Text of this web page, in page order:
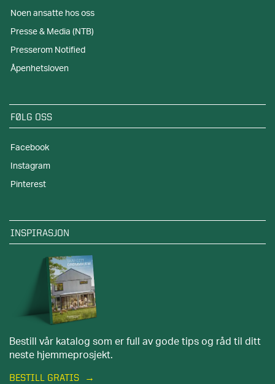
Noen ansatte hos oss
Presse & Media (NTB)
Presserom Notified
Åpenhetsloven
FØLG OSS
Facebook
Instagram
Pinterest
INSPIRASJON
Bestill vår katalog som er full av gode tips og råd til ditt
neste hjemmeprosjekt.
BESTILL GRATIS